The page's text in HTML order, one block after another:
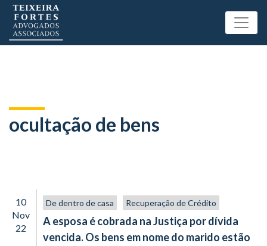
ocultação de bens
10
Nov
22
De dentro de casa Recuperação de Crédito
A esposa é cobrada na Justiça por dívida
vencida. Os bens em nome do marido estão